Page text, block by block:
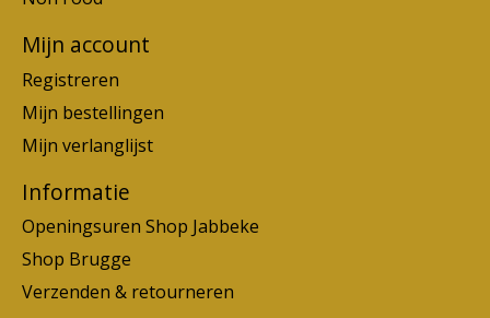
Mijn account
Registreren
Mijn bestellingen
Mijn verlanglijst
Informatie
Openingsuren Shop Jabbeke
Shop Brugge
Verzenden & retourneren